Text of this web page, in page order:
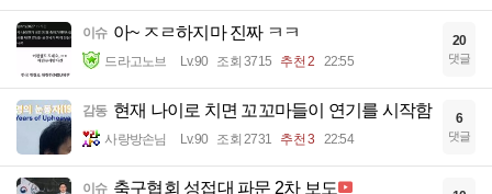
이슈 아~ ㅈㄹ하지마 진짜 ㅋㅋ
드라고노브 Lv.90 조회 3715 추천 2 22:55
20
댓글
감동 현재 나이로 치면 꼬꼬마들이 연기를 시작함
사랑방손님 Lv.90 조회 2731 추천 3 22:54
6
댓글
이슈 축구협회 성접대 파문 2차 보도